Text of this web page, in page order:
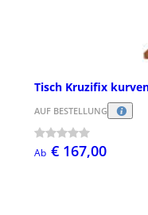
Tisch Kruzifix
AUF BESTELLUNG
Ab € 167,00